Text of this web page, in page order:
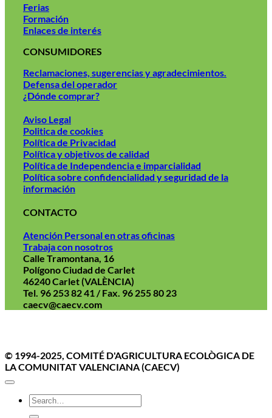
Ferias
Formación
Enlaces de interés
CONSUMIDORES
Reclamaciones, sugerencias y agradecimientos.
Defensa del operador
¿Dónde comprar?
Aviso Legal
Politica de cookies
Política de Privacidad
Política y objetivos de calidad
Política de Independencia e imparcialidad
Política sobre confidencialidad y seguridad de la
información
CONTACTO
Atención Personal en otras oficinas
Trabaja con nosotros
Calle Tramontana, 16
Polígono Ciudad de Carlet
46240 Carlet (VALÈNCIA)
Tel. 96 253 82 41 / Fax. 96 255 80 23
caecv@caecv.com
© 1994-2025, COMITÉ D'AGRICULTURA ECOLÒGICA DE
LA COMUNITAT VALENCIANA (CAECV)